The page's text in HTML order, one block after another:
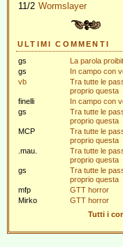
11/2 Wormslayer
ULTIMI COMMENTI
gs
La parola
gs
In campo con
vb
Tra tutte le
proprio questa
finelli
In campo con
gs
Tra tutte le
proprio questa
MCP
Tra tutte le
proprio questa
.mau.
Tra tutte le
proprio questa
gs
Tra tutte le
proprio questa
mfp
GTT horror
Mirko
GTT horror
Tutti i